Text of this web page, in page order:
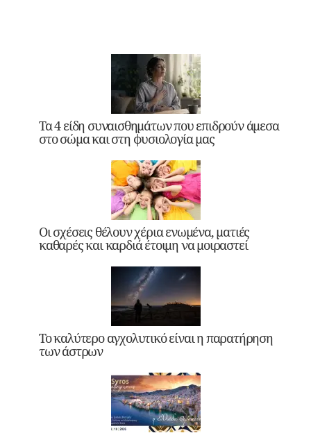
Τα 4 είδη συναισθημάτων που επιδρούν άμεσα
στο σώμα και στη φυσιολογία μας
Οι σχέσεις θέλουν χέρια ενωμένα, ματιές
καθαρές και καρδιά έτοιμη να μοιραστεί
Το καλύτερο αγχολυτικό είναι η παρατήρηση
των άστρων